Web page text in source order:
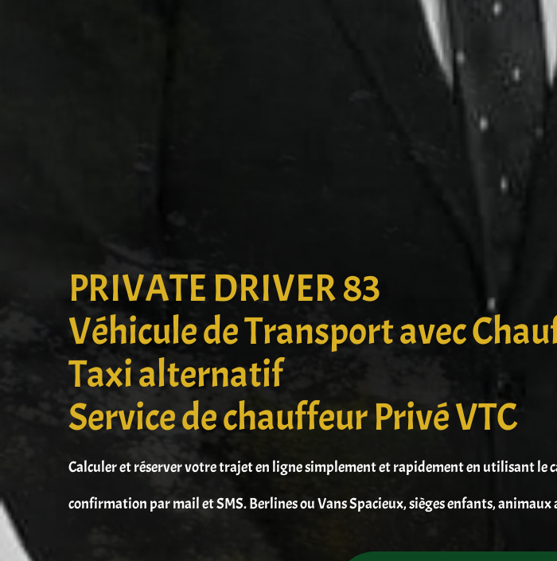
PRIVATE DRIVER 83
Véhicule de Transport avec
Taxi alternatif
Service de chauffeur Privé VTC
Calculer et réserver votre trajet en ligne simplement et rapidement en utilisant le
confirmation par mail et SMS. Berlines ou Vans Spacieux, sièges enfants, animaux